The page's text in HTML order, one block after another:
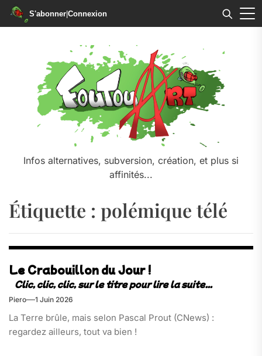
S'abonner|Connexion
Infos alternatives, subversion, création, et plus si
affinités...
Étiquette : polémique télé
Le Crabouillon du Jour !
Piero 1 Juin 2026
La Terre brûle, mais selon Pascal Prout (CNews) :
regardez ailleurs, tout va bien !